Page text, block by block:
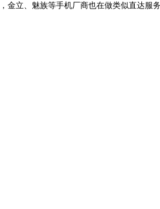
立、魅族等手机厂商也在做类似直达服